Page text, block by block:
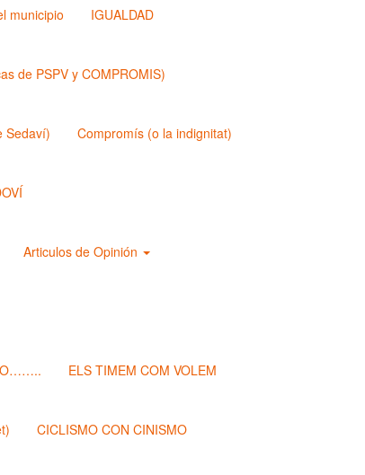
municipio IGUALDAD
de PSPV y COMPROMIS)
Sedaví) Compromís (o la indignitat)
Articulos de Opinión
ELS TIMEM COM VOLEM
CICLISMO CON CINISMO